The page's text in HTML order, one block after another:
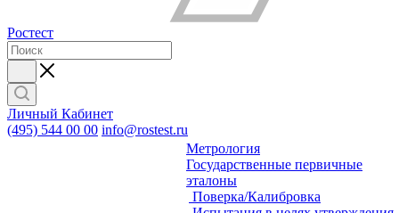
Ростест
Личный Кабинет
(495) 544 00 00 info@rostest.ru
Метрология
Государственные первичные
эталоны
Поверка/Калибровка